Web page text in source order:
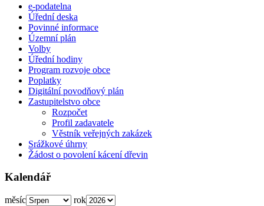
e-podatelna
Úřední deska
Povinné informace
Územní plán
Volby
Úřední hodiny
Program rozvoje obce
Poplatky
Digitální povodňový plán
Zastupitelstvo obce
Rozpočet
Profil zadavatele
Věstník veřejných zakázek
Srážkové úhrny
Žádost o povolení kácení dřevin
Kalendář
měsíc rok